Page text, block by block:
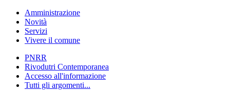
Amministrazione
Novità
Servizi
Vivere il comune
PNRR
Rivodutri Contemporanea
Accesso all'informazione
Tutti gli argomenti...